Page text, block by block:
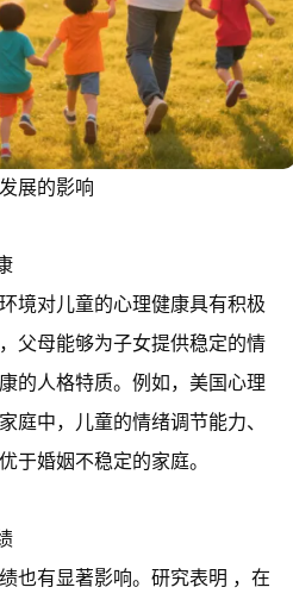
展的影响
境对儿童的心理健康具有积极
父母能够为子女提供稳定的情
的人格特质。例如，美国心理
庭中，儿童的情绪调节能力、
于婚姻不稳定的家庭。
也有显著影响。研究表明 ，在